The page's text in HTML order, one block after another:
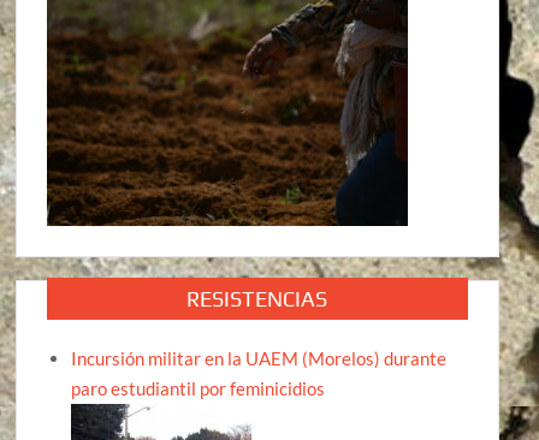
RESISTENCIAS
Incursión militar en la UAEM (Morelos) durante
paro estudiantil por feminicidios